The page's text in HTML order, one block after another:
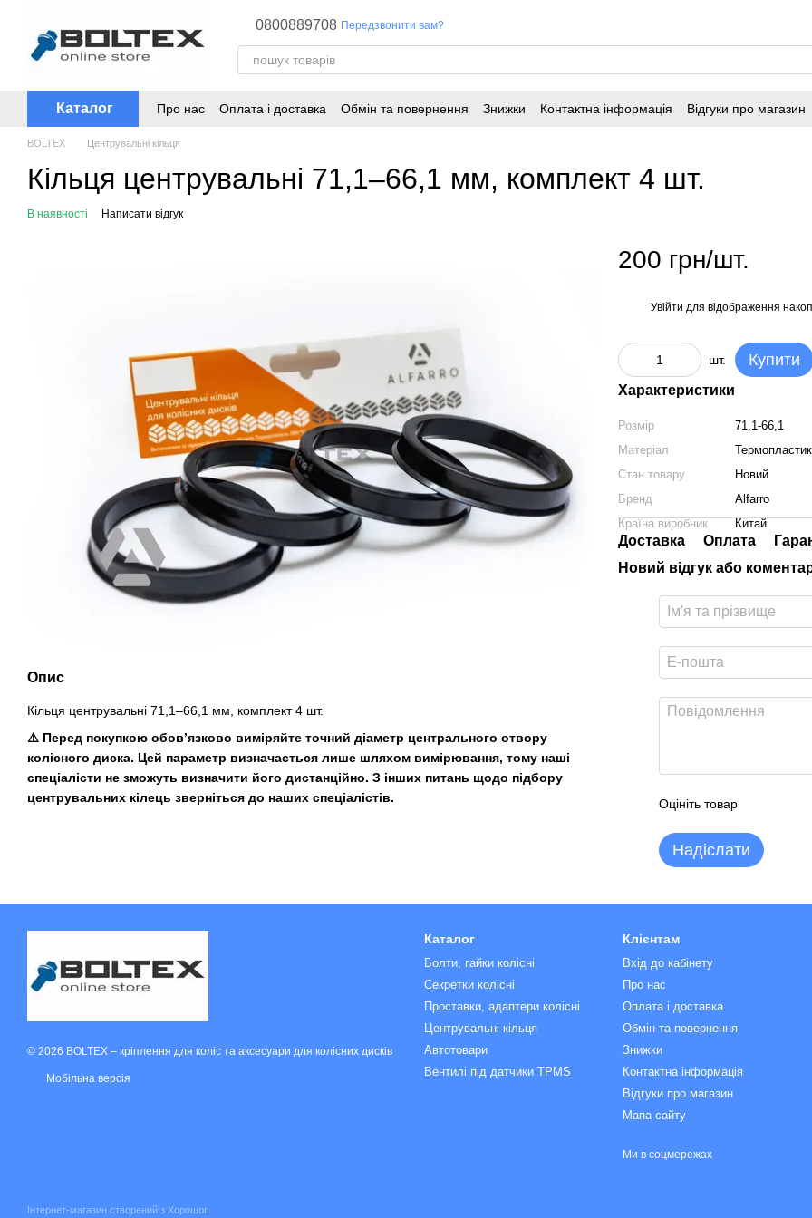
0800889708 Передзвонити вам?
Каталог Про нас Оплата і доставка Обмін та повернення Знижки Контактна інформація Відгуки про магазин
BOLTEX Центрувальні кільця
Кільця центрувальні 71,1–66,1 мм, комплект 4 шт.
В наявності Написати відгук
Опис
Кільця центрувальні 71,1–66,1 мм, комплект 4 шт.
⚠️ Перед покупкою обов’язково виміряйте точний діаметр центрального отвору
колісного диска. Цей параметр визначається лише шляхом вимірювання, тому наші
спеціалісти не зможуть визначити його дистанційно. З інших питань щодо підбору
центрувальних кілець зверніться до наших спеціалістів.
200 грн/шт.
Увійти для відображення
шт. Купити
Характеристики
Розмір
71,1-66,1
Матеріал
Термопластик
Стан товару
Новий
Бренд
Alfarro
Країна виробник
Китай
Доставка Оплата
Новий відгук або
Оцініть товар
Надіслати
© 2026 BOLTEX – кріплення для коліс та аксесуари для колісних дисків
Мобільна версія
Інтернет-магазин створений з Хорошоп
Каталог
Болти, гайки колісні
Секретки колісні
Проставки, адаптери колісні
Центрувальні кільця
Автотовари
Вентилі під датчики TPMS
Клієнтам
Вхід до кабінету
Про нас
Оплата і доставка
Обмін та повернення
Знижки
Контактна інформація
Відгуки про магазин
Мапа сайту
Ми в соцмережах